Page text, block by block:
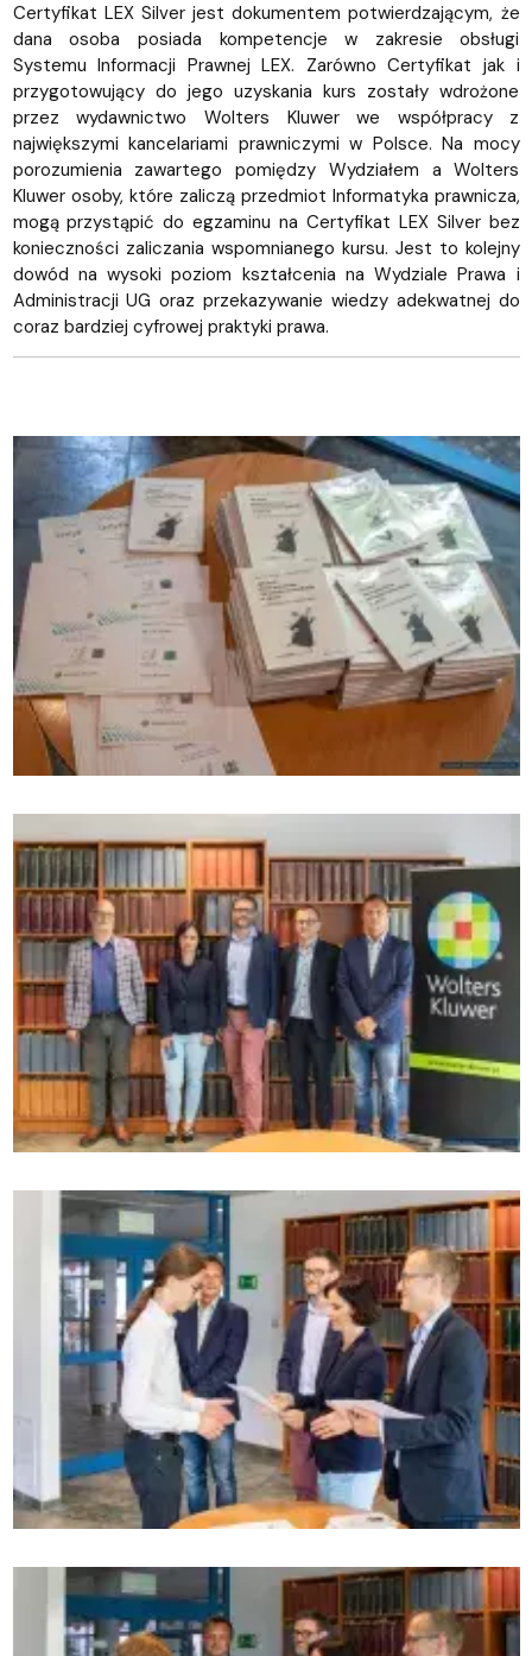
Certyfikat LEX Silver jest dokumentem potwierdzającym, że
dana osoba posiada kompetencje w zakresie obsługi
Systemu Informacji Prawnej LEX. Zarówno Certyfikat jak i
przygotowujący do jego uzyskania kurs zostały wdrożone
przez wydawnictwo Wolters Kluwer we współpracy z
największymi kancelariami prawniczymi w Polsce. Na mocy
porozumienia zawartego pomiędzy Wydziałem a Wolters
Kluwer osoby, które zaliczą przedmiot Informatyka prawnicza,
mogą przystąpić do egzaminu na Certyfikat LEX Silver bez
konieczności zaliczania wspomnianego kursu. Jest to kolejny
dowód na wysoki poziom kształcenia na Wydziale Prawa i
Administracji UG oraz przekazywanie wiedzy adekwatnej do
coraz bardziej cyfrowej praktyki prawa.